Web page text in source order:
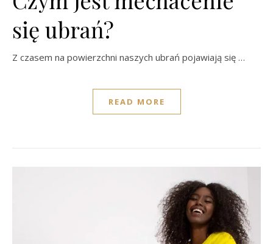
się ubrań?
Z czasem na powierzchni naszych ubrań pojawiają się …
READ MORE